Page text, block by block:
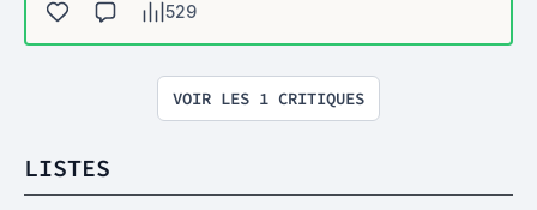
529
VOIR LES 1 CRITIQUES
LISTES